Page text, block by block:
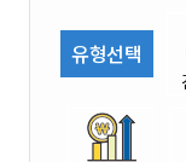
유형선택